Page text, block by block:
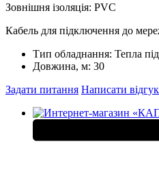
Зовнішня ізоляція: PVC
Кабель для підключення до
Тип обладнання: Тепла
Довжина, м: 30
Задати питання Написати відгук